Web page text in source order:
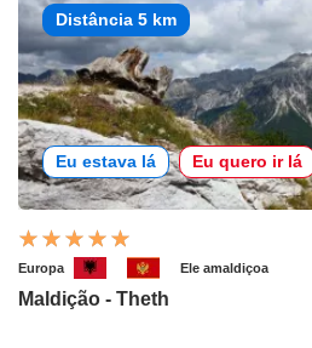
Distância 5 km
Eu estava lá Eu quero ir lá
Europa Ele amaldiçoa
Maldição - Theth